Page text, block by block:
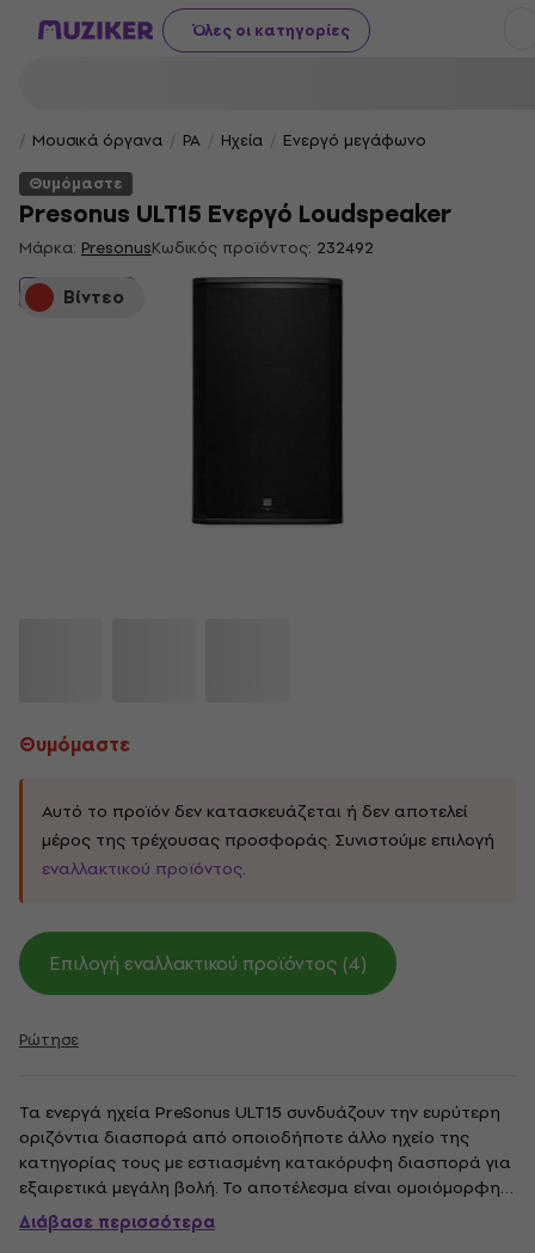
Όλες οι κατηγορίες
Μουσικά όργανα PA Ηχεία
Ενεργό μεγάφωνο
Θυμόμαστε
Presonus ULT15 Ενεργό Loudspeaker
Μάρκα: PresonusΚωδικός προϊόντος: 232492
Βίντεο
Θυμόμαστε
Θυμόμαστε
Αυτό το προϊόν δεν κατασκευάζεται ή δεν αποτελεί
μέρος της τρέχουσας προσφοράς. Συνιστούμε επιλογή
εναλλακτικού προϊόντος.
Επιλογή εναλλακτικού προϊόντος (4)
Ρώτησε
Τα ενεργά ηχεία PreSonus ULT15 συνδυάζουν την ευρύτερη
οριζόντια διασπορά από οποιοδήποτε άλλο ηχείο της
κατηγορίας τους με εστιασμένη κατακόρυφη διασπορά για
εξαιρετικά μεγάλη βολή. Το αποτέλεσμα είναι ομοιόμορφη
κάλυψη σε όλο τον χώρο, δίνοντας τη δυνατότητα στο κοινό
να ακούει καθαρά όπου κι αν βρίσκεται. Διαθέτοντας την
Διάβασε περισσότερα